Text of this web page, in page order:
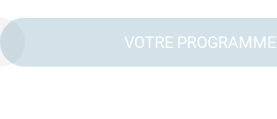
VOTRE PROGRAMME